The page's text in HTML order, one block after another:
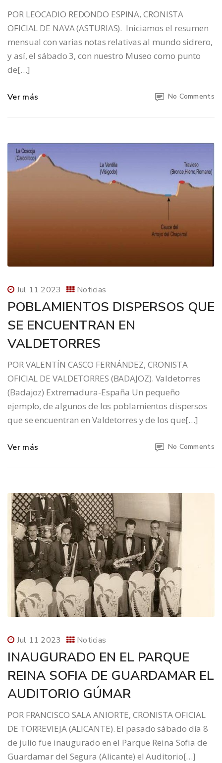
POR LEOCADIO REDONDO ESPINA, CRONISTA
OFICIAL DE NAVA (ASTURIAS). Iniciamos el resumen
mensual con varias notas relativas al mundo sidrero,
y así, el sábado 3, con nuestro Museo como punto
de[…]
Ver más No Comments
Jul 11 2023 Noticias
POBLAMIENTOS DISPERSOS QUE
SE ENCUENTRAN EN
VALDETORRES
POR VALENTÍN CASCO FERNÁNDEZ, CRONISTA
OFICIAL DE VALDETORRES (BADAJOZ). Valdetorres
(Badajoz) Extremadura-España Un pequeño
ejemplo, de algunos de los poblamientos dispersos
que se encuentran en Valdetorres y de los que[…]
Ver más No Comments
Jul 11 2023 Noticias
INAUGURADO EN EL PARQUE
REINA SOFIA DE GUARDAMAR EL
AUDITORIO GÚMAR
POR FRANCISCO SALA ANIORTE, CRONISTA OFICIAL
DE TORREVIEJA (ALICANTE). El pasado sábado día 8
de julio fue inaugurado en el Parque Reina Sofia de
Guardamar del Segura (Alicante) el Auditorio[…]